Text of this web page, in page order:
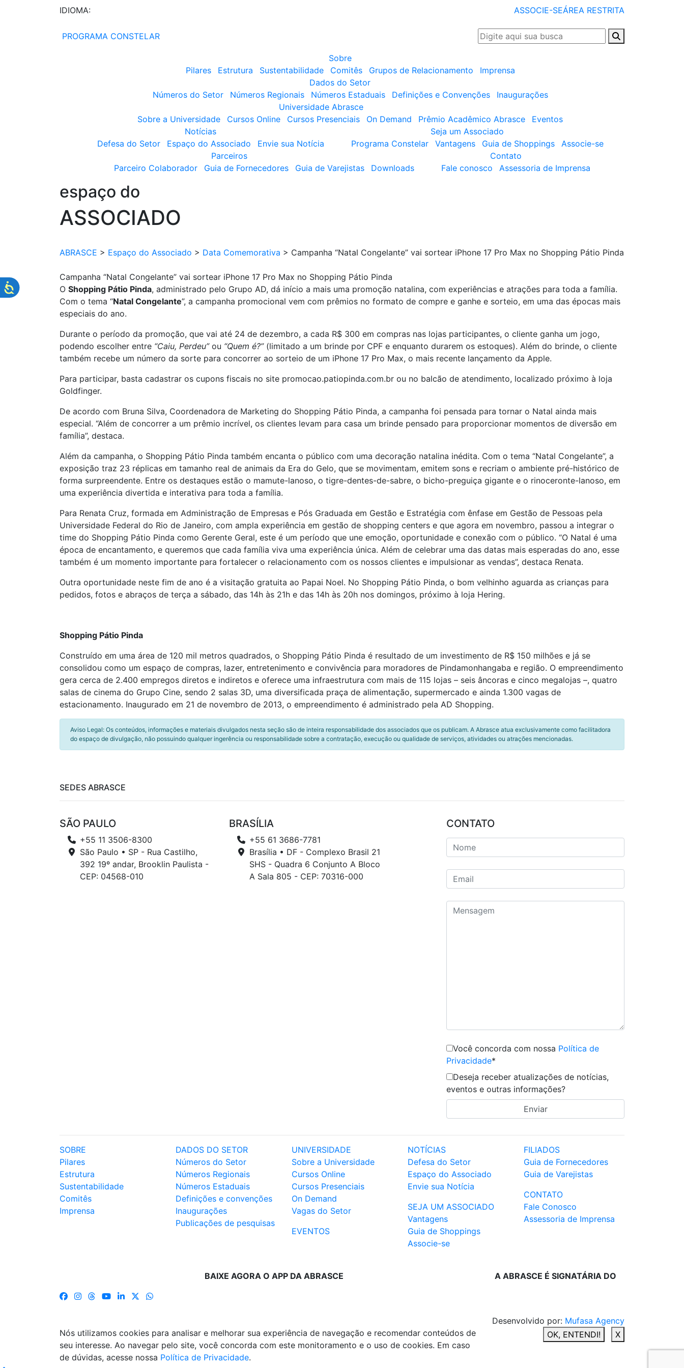
IDIOMA: ASSOCIE-SEÁREA RESTRITA
PROGRAMA CONSTELAR
Sobre
Pilares
Estrutura Sustentabilidade Comitês Grupos de Relacionamento
Imprensa
Dados do Setor
Números do Setor
Números Regionais Números Estaduais Definições e Convenções
Inaugurações
Universidade Abrasce
Sobre a Universidade
Cursos Online Cursos Presenciais On Demand Prêmio Acadêmico Abrasce
Eventos
Notícias
Defesa do Setor
Espaço do Associado Envie sua Notícia
Seja um Associado
Programa Constelar
Vantagens Guia de Shoppings
Associe-se
Parceiros
Parceiro Colaborador
Guia de Fornecedores Guia de Varejistas Downloads
Contato
Fale conosco
Assessoria de Imprensa
espaço do
ASSOCIADO
ABRASCE > Espaço do Associado > Data Comemorativa > Campanha “Natal Congelante” vai sortear iPhone 17 Pro Max no Shopping Pátio Pinda
Campanha “Natal Congelante” vai sortear iPhone 17 Pro Max no Shopping Pátio Pinda
O Shopping Pátio Pinda, administrado pelo Grupo AD, dá início a mais uma promoção natalina, com experiências e atrações para toda a família.
Com o tema “Natal Congelante”, a campanha promocional vem com prêmios no formato de compre e ganhe e sorteio, em uma das épocas mais
especiais do ano.
Durante o período da promoção, que vai até 24 de dezembro, a cada R$ 300 em compras nas lojas participantes, o cliente ganha um jogo,
podendo escolher entre “Caiu, Perdeu”ou “Quem é?”(limitado a um brinde por CPF e enquanto durarem os estoques). Além do brinde, o cliente
também recebe um número da sorte para concorrer ao sorteio de um iPhone 17 Pro Max, o mais recente lançamento da Apple.
Para participar, basta cadastrar os cupons fiscais no site promocao.patiopinda.com.br ou no balcão de atendimento, localizado próximo à loja
Goldfinger.
De acordo com Bruna Silva, Coordenadora de Marketing do Shopping Pátio Pinda, a campanha foi pensada para tornar o Natal ainda mais
especial. “Além de concorrer a um prêmio incrível, os clientes levam para casa um brinde pensado para proporcionar momentos de diversão em
família”, destaca.
Além da campanha, o Shopping Pátio Pinda também encanta o público com uma decoração natalina inédita. Com o tema “Natal Congelante”, a
exposição traz 23 réplicas em tamanho real de animais da Era do Gelo, que se movimentam, emitem sons e recriam o ambiente pré-histórico de
forma surpreendente. Entre os destaques estão o mamute-lanoso, o tigre-dentes-de-sabre, o bicho-preguiça gigante e o rinoceronte-lanoso, em
uma experiência divertida e interativa para toda a família.
Para Renata Cruz, formada em Administração de Empresas e Pós Graduada em Gestão e Estratégia com ênfase em Gestão de Pessoas pela
Universidade Federal do Rio de Janeiro, com ampla experiência em gestão de shopping centers e que agora em novembro, passou a integrar o
time do Shopping Pátio Pinda como Gerente Geral, este é um período que une emoção, oportunidade e conexão com o público. “O Natal é uma
época de encantamento, e queremos que cada família viva uma experiência única. Além de celebrar uma das datas mais esperadas do ano, esse
também é um momento importante para fortalecer o relacionamento com os nossos clientes e impulsionar as vendas”, destaca Renata.
Outra oportunidade neste fim de ano é a visitação gratuita ao Papai Noel. No Shopping Pátio Pinda, o bom velhinho aguarda as crianças para
pedidos, fotos e abraços de terça a sábado, das 14h às 21h e das 14h às 20h nos domingos, próximo à loja Hering.
Shopping Pátio Pinda
Construído em uma área de 120 mil metros quadrados, o Shopping Pátio Pinda é resultado de um investimento de R$ 150 milhões e já se
consolidou como um espaço de compras, lazer, entretenimento e convivência para moradores de Pindamonhangaba e região. O empreendimento
gera cerca de 2.400 empregos diretos e indiretos e oferece uma infraestrutura com mais de 115 lojas – seis âncoras e cinco megalojas –, quatro
salas de cinema do Grupo Cine, sendo 2 salas 3D, uma diversificada praça de alimentação, supermercado e ainda 1.300 vagas de
estacionamento. Inaugurado em 21 de novembro de 2013, o empreendimento é administrado pela AD Shopping.
Aviso Legal: Os conteúdos, informações e materiais divulgados nesta seção são de inteira responsabilidade dos associados que os publicam. A Abrasce atua exclusivamente como facilitadora
do espaço de divulgação, não possuindo qualquer ingerência ou responsabilidade sobre a contratação, execução ou qualidade de serviços, atividades ou atrações mencionadas.
SEDES ABRASCE
SÃO PAULO
+55 11 3506-8300
São Paulo • SP - Rua Castilho,
392 19º andar, Brooklin Paulista -
CEP: 04568-010
BRASÍLIA
+55 61 3686-7781
Brasília • DF - Complexo Brasil 21
SHS - Quadra 6 Conjunto A Bloco
A Sala 805 - CEP: 70316-000
CONTATO
Você concorda com nossa Política de
Privacidade*
Deseja receber atualizações de notícias,
eventos e outras informações?
SOBRE
Pilares
Estrutura
Sustentabilidade
Comitês
Imprensa
DADOS DO SETOR
Números do Setor
Números Regionais
Números Estaduais
Definições e convenções
Inaugurações
Publicações de pesquisas
UNIVERSIDADE
Sobre a Universidade
Cursos Online
Cursos Presenciais
On Demand
Vagas do Setor
EVENTOS
NOTÍCIAS
Defesa do Setor
Espaço do Associado
Envie sua Notícia
SEJA UM ASSOCIADO
Vantagens
Guia de Shoppings
Associe-se
FILIADOS
Guia de Fornecedores
Guia de Varejistas
CONTATO
Fale Conosco
Assessoria de Imprensa
BAIXE AGORA O APP DA ABRASCE A ABRASCE É SIGNATÁRIA DO
Desenvolvido por: Mufasa Agency
Nós utilizamos cookies para analisar e melhorar sua experiência de navegação e recomendar conteúdos de
seu interesse. Ao navegar pelo site, você concorda com este monitoramento e o uso de cookies. Em caso
de dúvidas, acesse nossa Política de Privacidade.
OK, ENTENDI! X